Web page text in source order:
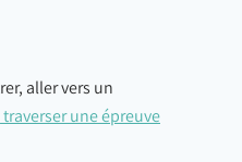
aller vers un
une épreuve